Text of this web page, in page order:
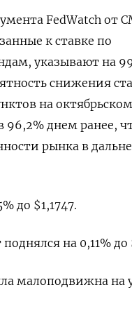
FedWatch от
к ставке по
указывают на
снижения
на октябрьском
96,2% днем ранее,
рынка в
до $1,1747​.
на 0,11% до
малоподвижна на